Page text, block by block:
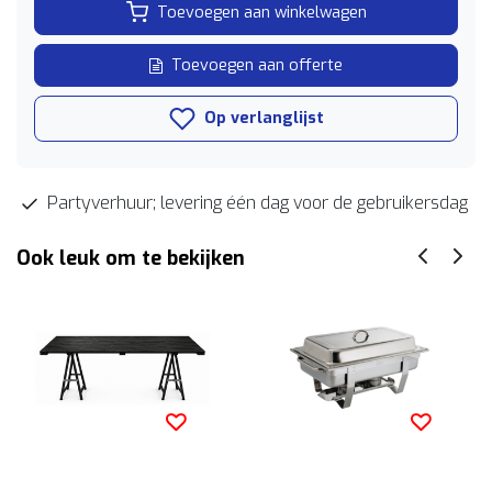
Toevoegen aan winkelwagen
Toevoegen aan offerte
Op verlanglijst
Partyverhuur; levering één dag voor de gebruikersdag
Ook leuk om te bekijken